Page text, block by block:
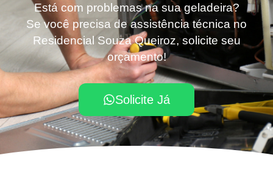
Está com problemas na sua geladeira?
Se você precisa de assistência técnica no
Residencial Souza Queiroz, solicite seu
orçamento!
Solicite Já